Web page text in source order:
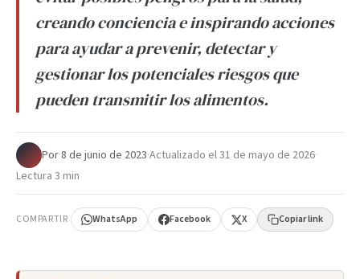
creando conciencia e inspirando acciones
para ayudar a prevenir, detectar y
gestionar los potenciales riesgos que
pueden transmitir los alimentos.
Por·8 de junio de 2023·Actualizado el31 de mayo de 2026·
Lectura 3 min
COMPARTIR WhatsApp Facebook X Copiar link